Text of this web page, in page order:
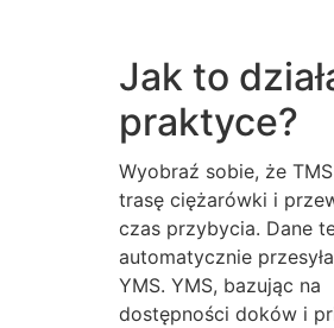
Jak to
praktyce?
Wyobraź sobie, że
trasę ciężarówki i
czas przybycia. Dane
automatycznie
YMS. YMS, bazując na
dostępności doków i